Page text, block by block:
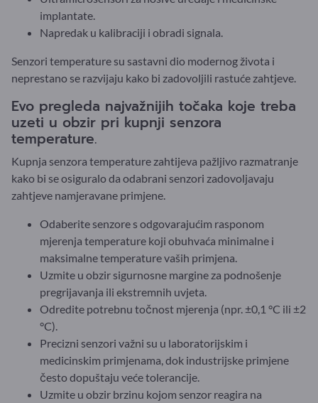
implantate.
Napredak u kalibraciji i obradi signala.
Senzori temperature su sastavni dio modernog života i
neprestano se razvijaju kako bi zadovoljili rastuće zahtjeve.
Evo pregleda najvažnijih točaka koje treba
uzeti u obzir pri kupnji senzora
temperature.
Kupnja senzora temperature zahtijeva pažljivo razmatranje
kako bi se osiguralo da odabrani senzori zadovoljavaju
zahtjeve namjeravane primjene.
Odaberite senzore s odgovarajućim rasponom
mjerenja temperature koji obuhvaća minimalne i
maksimalne temperature vaših primjena.
Uzmite u obzir sigurnosne margine za podnošenje
pregrijavanja ili ekstremnih uvjeta.
Odredite potrebnu točnost mjerenja (npr. ±0,1 °C ili ±2
°C).
Precizni senzori važni su u laboratorijskim i
medicinskim primjenama, dok industrijske primjene
često dopuštaju veće tolerancije.
Uzmite u obzir brzinu kojom senzor reagira na